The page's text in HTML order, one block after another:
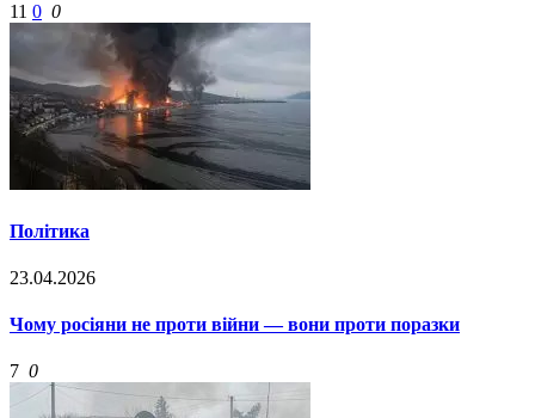
11 0 0
Політика
23.04.2026
Чому росіяни не проти війни — вони проти поразки
7 0